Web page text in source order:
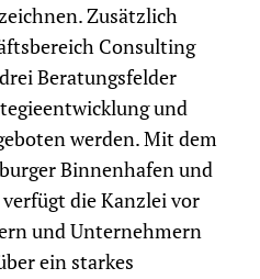
Zusätzlich
Consulting
Beratungsfelder
und
werden. Mit dem
Binnenhafen und
die Kanzlei vor
und Unternehmern
ein starkes